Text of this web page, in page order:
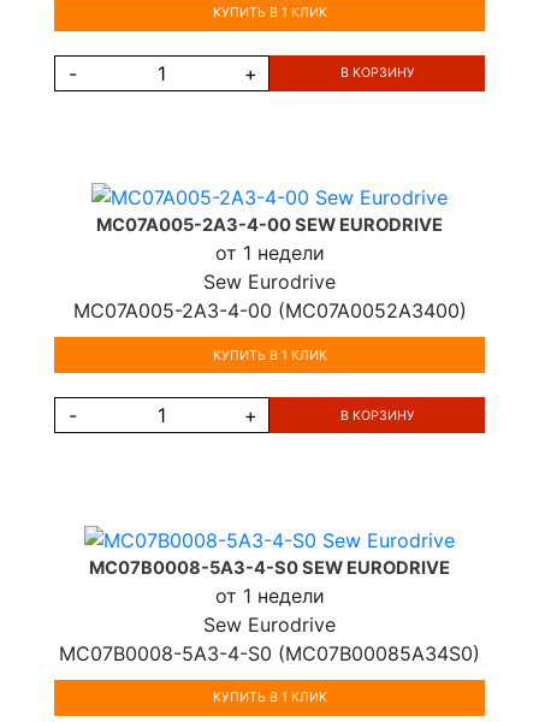
КУПИТЬ В 1 КЛИК
- + В КОРЗИНУ
MC07A005-2A3-4-00 SEW EURODRIVE
от 1 недели
Sew Eurodrive
MC07A005-2A3-4-00 (MC07A0052A3400)
КУПИТЬ В 1 КЛИК
- + В КОРЗИНУ
MC07B0008-5A3-4-S0 SEW EURODRIVE
от 1 недели
Sew Eurodrive
MC07B0008-5A3-4-S0 (MC07B00085A34S0)
КУПИТЬ В 1 КЛИК